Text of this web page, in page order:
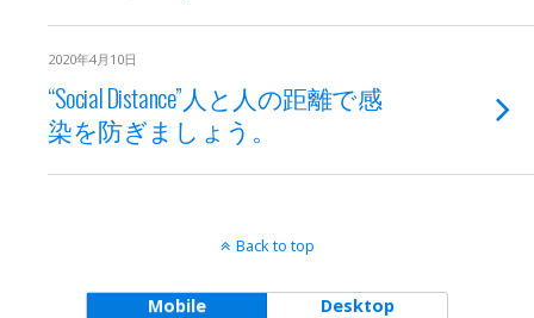
2020年4月10日
“Social Distance”人と人の距離で感
染を防ぎましょう。
Back to top
Mobile Desktop